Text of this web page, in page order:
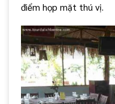
điểm họp mặt thú vị.